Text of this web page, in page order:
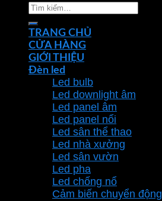
Tìm
kiếm:
TRANG CHỦ
CỬA HÀNG
GIỚI THIỆU
Đèn led
Led bulb
Led downlight âm
Led panel âm
Led panel nổi
Led sân thể thao
Led nhà xưởng
Led sân vườn
Led pha
Led chống nổ
Cảm biến chuyển động